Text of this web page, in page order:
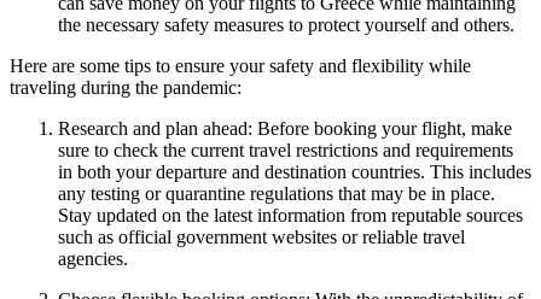
the necessary safety measures to protect yourself and others.
Here are some tips to ensure your safety and flexibility while
traveling during the pandemic:
Research and plan ahead: Before booking your flight, make
sure to check the current travel restrictions and requirements
in both your departure and destination countries. This includes
any testing or quarantine regulations that may be in place.
Stay updated on the latest information from reputable sources
such as official government websites or reliable travel
agencies.